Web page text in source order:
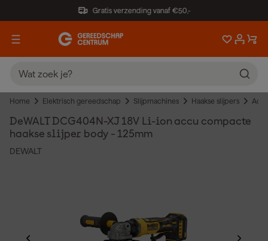
Gratis verzending vanaf €50,-
Home Elektrisch gereedschap Slijpmachines Haakse slijpers
DeWALT DCG404N-XJ​ 18V Li-ion accu compacte
haakse slijper body - 125mm
DEWALT